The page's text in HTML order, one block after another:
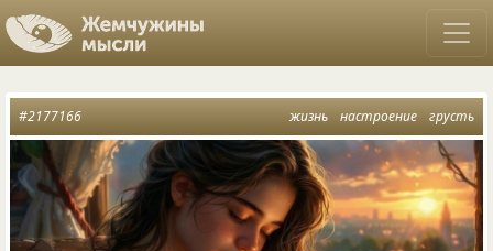
жизнь настроение грусть
#2177166